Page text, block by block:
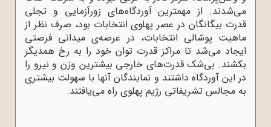
می‌شدند. از مهمترین آوردگاه‌های زورآزمایی و تجلی
قدرت بیگانگان در عصر پهلوی انتخابات بود، صرف ‌نظر از
ماهیت پوشالی انتخابات‌، در عرصه‌ی میدانی فرصتی
ایجاد می‌شد تا مراکز قدرت توان خود را به رخ همدیگر
بکشند. بی‌شک قدرت‌های خارجی بیشترین وزن و نیرو را
در این آوردگاه داشتند و نمایندگان آنها با سهولت بیشتری
به مجالس تشریفاتی رژیم پهلوی راه می‌یافتند.